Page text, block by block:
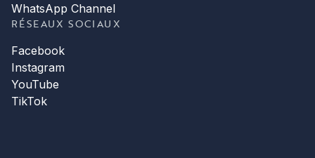
WhatsApp Channel
RÉSEAUX SOCIAUX
Facebook
Instagram
YouTube
TikTok